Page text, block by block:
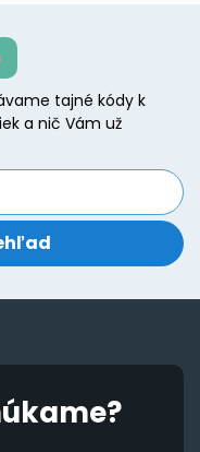
tajné kódy k
a nič Vám už